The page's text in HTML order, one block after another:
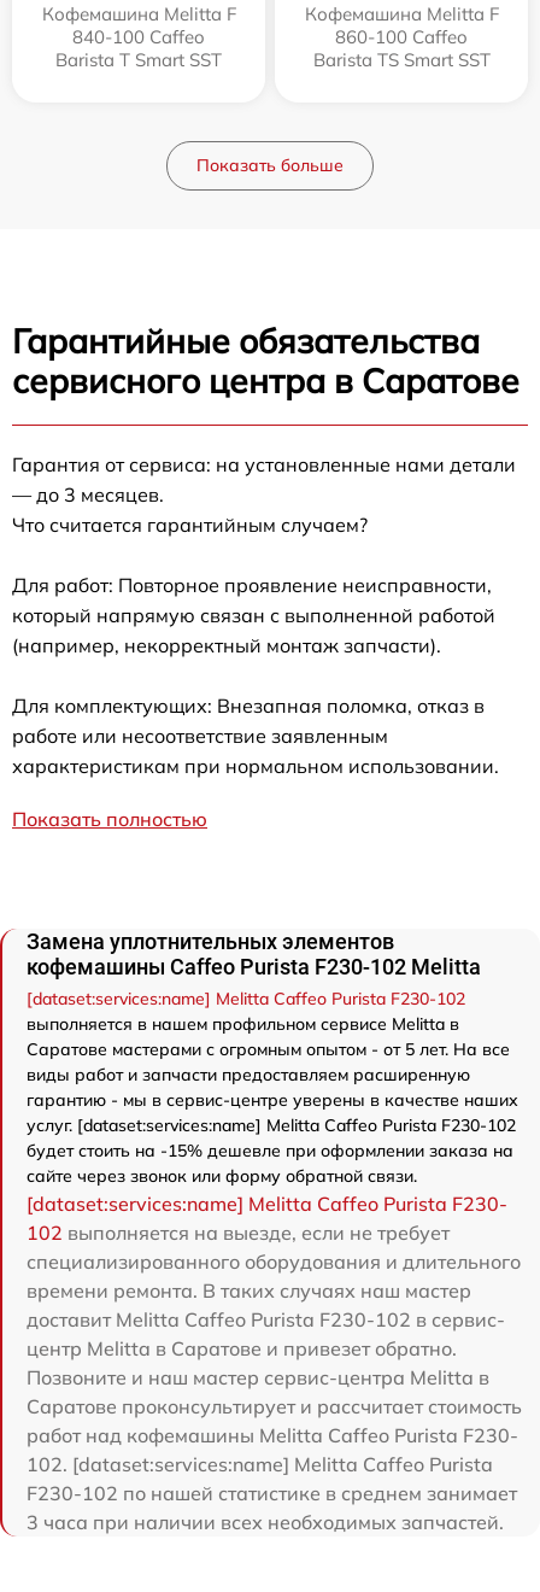
Кофемашина Melitta F
840-100 Caffeo
Barista T Smart SST
Кофемашина Melitta F
860-100 Caffeo
Barista TS Smart SST
Показать больше
Гарантийные обязательства
сервисного центра в Саратове
Гарантия от сервиса: на установленные нами детали
— до 3 месяцев.
Что считается гарантийным случаем?
Для работ: Повторное проявление неисправности,
который напрямую связан с выполненной работой
(например, некорректный монтаж запчасти).
Для комплектующих: Внезапная поломка, отказ в
работе или несоответствие заявленным
характеристикам при нормальном использовании.
Показать полностью
Замена уплотнительных элементов
кофемашины Caffeo Purista F230-102 Melitta
[dataset:services:name] Melitta Caffeo Purista F230-102
выполняется в нашем профильном сервисе Melitta в
Саратове мастерами с огромным опытом - от 5 лет. На все
виды работ и запчасти предоставляем расширенную
гарантию - мы в сервис-центре уверены в качестве наших
услуг. [dataset:services:name] Melitta Caffeo Purista F230-102
будет стоить на -15% дешевле при оформлении заказа на
сайте через звонок или форму обратной связи.
[dataset:services:name] Melitta Caffeo Purista F230-
102 выполняется на выезде, если не требует
специализированного оборудования и длительного
времени ремонта. В таких случаях наш мастер
доставит Melitta Caffeo Purista F230-102 в сервис-
центр Melitta в Саратове и привезет обратно.
Позвоните и наш мастер сервис-центра Melitta в
Саратове проконсультирует и рассчитает стоимость
работ над кофемашины Melitta Caffeo Purista F230-
102. [dataset:services:name] Melitta Caffeo Purista
F230-102 по нашей статистике в среднем занимает
3 часа при наличии всех необходимых запчастей.